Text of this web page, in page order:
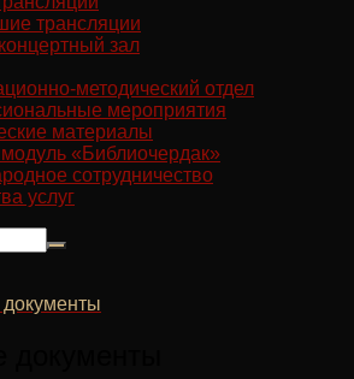
трансляции
зал
методический отдел
мероприятия
материалы
«Библиочердак»
сотрудничество
услуг